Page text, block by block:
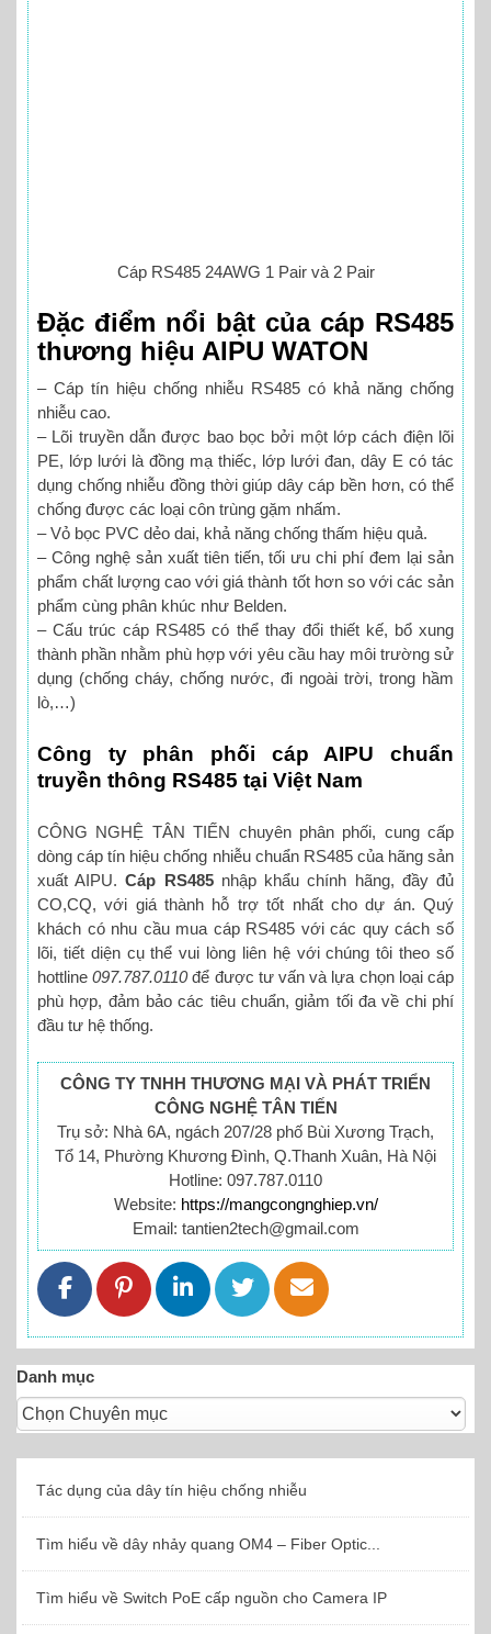
Cáp RS485 24AWG 1 Pair và 2 Pair
Đặc điểm nổi bật của cáp RS485
thương hiệu AIPU WATON
– Cáp tín hiệu chống nhiễu RS485 có khả năng chống
nhiễu cao.
– Lõi truyền dẫn được bao bọc bởi một lớp cách điện lõi
PE, lớp lưới là đồng mạ thiếc, lớp lưới đan, dây E có tác
dụng chống nhiễu đồng thời giúp dây cáp bền hơn, có thể
chống được các loại côn trùng gặm nhấm.
– Vỏ bọc PVC dẻo dai, khả năng chống thấm hiệu quả.
– Công nghệ sản xuất tiên tiến, tối ưu chi phí đem lại sản
phẩm chất lượng cao với giá thành tốt hơn so với các sản
phẩm cùng phân khúc như Belden.
– Cấu trúc cáp RS485 có thể thay đổi thiết kế, bổ xung
thành phần nhằm phù hợp với yêu cầu hay môi trường sử
dụng (chống cháy, chống nước, đi ngoài trời, trong hầm
lò,…)
Công ty phân phối cáp AIPU chuẩn
truyền thông RS485 tại Việt Nam
CÔNG NGHỆ TÂN TIẾN chuyên phân phối, cung cấp
dòng cáp tín hiệu chống nhiễu chuẩn RS485 của hãng sản
xuất AIPU.Cáp RS485nhập khẩu chính hãng, đầy đủ
CO,CQ, với giá thành hỗ trợ tốt nhất cho dự án. Quý
khách có nhu cầu mua cáp RS485 với các quy cách số
lõi, tiết diện cụ thể vui lòng liên hệ với chúng tôi theo số
hottline097.787.0110để được tư vấn và lựa chọn loại cáp
phù hợp, đảm bảo các tiêu chuẩn, giảm tối đa về chi phí
đầu tư hệ thống.
CÔNG TY TNHH THƯƠNG MẠI VÀ PHÁT TRIỂN
CÔNG NGHỆ TÂN TIẾN
Trụ sở: Nhà 6A, ngách 207/28 phố Bùi Xương Trạch,
Tổ 14, Phường Khương Đình, Q.Thanh Xuân, Hà Nội
Hotline: 097.787.0110
Website: https://mangcongnghiep.vn/
Email: tantien2tech@gmail.com
Danh mục
Tác dụng của dây tín hiệu chống nhiễu
Tìm hiểu về dây nhảy quang OM4 – Fiber Optic...
Tìm hiểu về Switch PoE cấp nguồn cho Camera IP